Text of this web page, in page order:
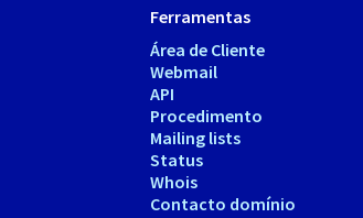
Ferramentas
Área de Cliente
Webmail
API
Procedimento
Mailing lists
Status
Whois
Contacto domínio